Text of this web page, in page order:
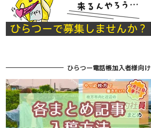
ひらつー電話帳加入者様向け